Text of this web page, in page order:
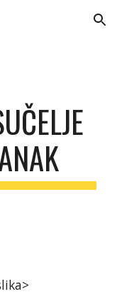
Skip to navigation